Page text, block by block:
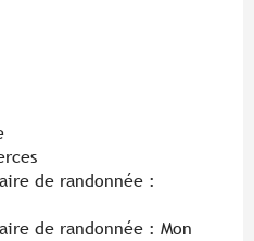
de randonnée :
de randonnée : Mon